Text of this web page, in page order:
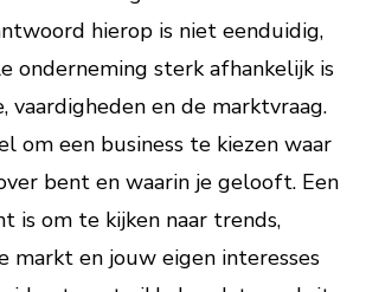
hierop is niet eenduidig,
onderneming sterk afhankelijk is
vaardigheden en de marktvraag.
om een business te kiezen waar
bent en waarin je gelooft. Een
is om te kijken naar trends,
markt en jouw eigen interesses